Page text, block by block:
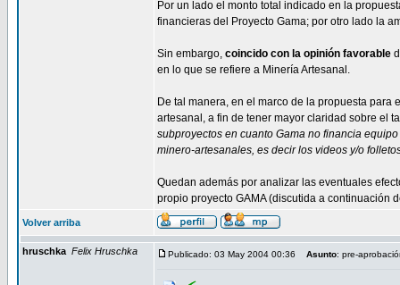
Por un lado el monto total indicado en la
financieras del Proyecto Gama; por otro lado la
Sin embargo, coincido con la opinión favorable
en lo que se refiere a Minería Artesanal.
De tal manera, en el marco de la propuesta
artesanal, a fin de tener mayor claridad sobre el
subproyectos en cuanto Gama no financia
minero-artesanales, es decir los videos y/o
Quedan además por analizar las eventuales
propio proyecto GAMA (discutida a continuación
Volver arriba
hruschka Felix Hruschka Publicado: 03 May 2004 00:36 Asunto: pre-